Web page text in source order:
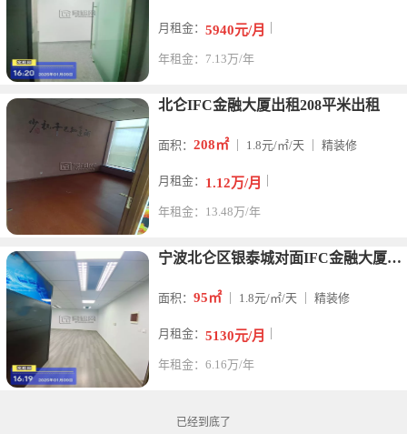
月租金： 5940元/月
年租金：7.13万/年
北仑IFC金融大厦出租208平米出租
面积： 208㎡｜ 1.8元/㎡/天 ｜ 精装修
月租金： 1.12万/月
年租金：13.48万/年
宁波北仑区银泰城对面IFC金融大厦出租95平米写字楼招租
面积： 95㎡｜ 1.8元/㎡/天 ｜ 精装修
月租金： 5130元/月
年租金：6.16万/年
已经到底了